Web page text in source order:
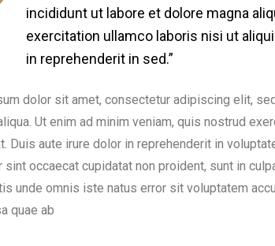
incididunt ut labore et dolore magna
exercitation ullamco laboris nisi ut
in reprehenderit in sed.”
dolor sit amet, consectetur adipiscing elit,
Ut enim ad minim veniam, quis nostrud
Duis aute irure dolor in reprehenderit in
sint occaecat cupidatat non proident, sunt in
unde omnis iste natus error sit voluptatem
quae ab